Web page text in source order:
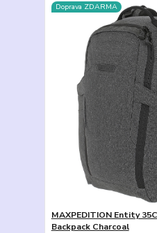
Doprava ZDARMA
MAXPEDITION Entity
Backpack Charcoal